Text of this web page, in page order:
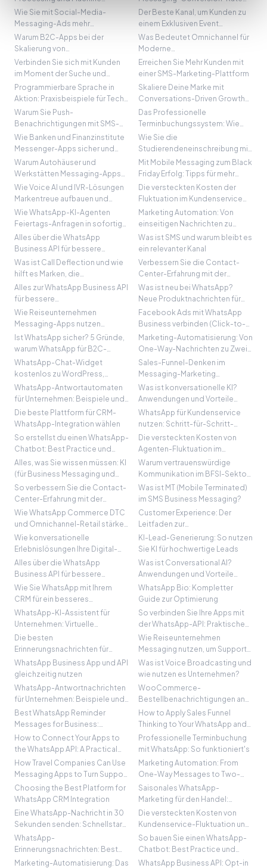
WhatsApp Business Messaging
Learning die
Kundenkommunikation
verbessern
und wie übertrifft man sie
Wie Sie mit Social-Media-
Messaging-Ads mehr
Conversions erzielen
Der Beste Kanal, um Kunden zu
einem Exklusiven Event
Einzuladen
Warum B2C-Apps bei der
Skalierung von
Kundengesprächen Scheitern —
und Wie WhatsApp das Problem
Löst
Was Bedeutet Omnichannel für
Moderne
Unternehmenskommunikation
Verbinden Sie sich mit Kunden
im Moment der Suche und
Entdeckung
Erreichen Sie Mehr Kunden mit
einer SMS-Marketing-Plattform
Programmierbare Sprache in
Aktion: Praxisbeispiele für Tech,
Gesundheitswesen und
Finanzdienstleistungen
Skaliere Deine Marke mit
Conversations-Driven Growth
und KI
Warum Sie Push-
Benachrichtigungen mit SMS-
Fallback brauchen
Das Professionelle
Terminbuchungssystem: Wie
WhatsApp die Terminplanung
Transformiert
Wie Banken und Finanzinstitute
Messenger-Apps sicher und
erfolgreich nutzen können
Wie Sie die
Studierendeneinschreibung mit
wirkungsvollen Online-
Gesprächen steigern
Warum Autohäuser und
Werkstätten Messaging-Apps
für ein Besseres Kundenerlebnis
Nutzen Sollten
Mit Mobile Messaging zum Black
Friday Erfolg: Tipps für mehr
Umsatz
Wie Voice AI und IVR-Lösungen
Markentreue aufbauen und
Customer Engagement
revolutionieren
Die versteckten Kosten der
Fluktuation im Kundenservice
und wie man sie senkt
Wie WhatsApp-KI-Agenten
Feiertags-Anfragen in sofortige
Verkäufe verwandeln
Marketing Automation: Von
einseitigen Nachrichten zu
Zwei-Wege-Konversationen
Alles über die WhatsApp
Business API für bessere
Kundenkommunikation
Was ist SMS und warum bleibt es
ein relevanter Kanal
Was ist Call Deflection und wie
hilft es Marken, die
Kundenerfahrung zu verbessern
Verbessern Sie die Contact-
Center-Erfahrung mit der
WhatsApp Business API
Alles zur WhatsApp Business API
für bessere
Kundenkommunikation
Was ist neu bei WhatsApp?
Neue Produktnachrichten für
mehr Verkäufe
Wie Reiseunternehmen
Messaging-Apps nutzen
können, um Support-Tickets in
Gewinn zu verwandeln
Facebook Ads mit WhatsApp
Business verbinden (Click-to-
WhatsApp)
Ist WhatsApp sicher? 5 Gründe,
warum WhatsApp für B2C-
Kommunikation sicher ist
Marketing-Automatisierung: Von
One-Way-Nachrichten zu Zwei-
Wege-Gesprächen
WhatsApp-Chat-Widget
kostenlos zu WordPress,
Shopify und anderen CMS
hinzufügen
Sales-Funnel-Denken im
Messaging-Marketing
anwenden
WhatsApp-Antwortautomaten
für Unternehmen: Beispiele und
Anleitung
Was ist konversationelle KI?
Anwendungen und Vorteile
verstehen
Die beste Plattform für CRM-
WhatsApp-Integration wählen
WhatsApp für Kundenservice
nutzen: Schritt-für-Schritt-
Anleitung
So erstellst du einen WhatsApp-
Chatbot: Best Practice und
Schritt-für-Schritt
Die versteckten Kosten von
Agenten-Fluktuation im
Kundenservice und wie man sie
reduziert
Alles, was Sie wissen müssen: KI
(für Business Messaging und
Support)
Warum vertrauenswürdige
Kommunikation im BFSI-Sektor
notwendig ist
So verbessern Sie die Contact-
Center-Erfahrung mit der
WhatsApp Business API
Was ist MT (Mobile Terminated)
im SMS Business Messaging?
Wie WhatsApp Commerce DTC
und Omnichannel-Retail stärken
kann
Customer Experience: Der
Leitfaden zur
Kundenzufriedenheit im E-
Commerce (und darüber hinaus)
Wie konversationelle
Erlebnislösungen Ihre Digital-
Marketing-Agentur wachsen
lassen
KI-Lead-Generierung: So nutzen
Sie KI für hochwertige Leads
Alles über die WhatsApp
Business API für bessere
Kundenkommunikation und -
beziehung
Was ist Conversational AI?
Anwendungen und Vorteile
verstehen
Wie Sie WhatsApp mit Ihrem
CRM für ein besseres
Kundenmanagement integrieren
WhatsApp Bio: Kompletter
Guide zur Optimierung
WhatsApp-KI-Assistent für
Unternehmen: Virtuelle
Assistenten auf WhatsApp
nutzen
So verbinden Sie Ihre Apps mit
der WhatsApp-API: Praktische
Anleitung
Die besten
Erinnerungsnachrichten für
Unternehmen schreiben
(WhatsApp und E-Mail)
Wie Reiseunternehmen
Messaging nutzen, um Support
in Profit zu verwandeln
WhatsApp Business App und API
gleichzeitig nutzen
Was ist Voice Broadcasting und
wie nutzen es Unternehmen?
WhatsApp-Antwortnachrichten
für Unternehmen: Beispiele und
Best Practices
WooCommerce-
Bestellbenachrichtigungen an
WhatsApp senden
Best WhatsApp Reminder
Messages for Business:
Examples and Templates
How to Apply Sales Funnel
Thinking to Your WhatsApp and
Messaging Marketing
How to Connect Your Apps to
the WhatsApp API: A Practical
Guide
Professionelle Terminbuchung
mit WhatsApp: So funktioniert's
How Travel Companies Can Use
Messaging Apps to Turn Support
into Profit
Marketing Automation: From
One-Way Messages to Two-
Way WhatsApp Conversations
Choosing the Best Platform for
WhatsApp CRM Integration
Saisonales WhatsApp-
Marketing für den Handel:
Ramadan und
Feiertagskampagnen
Eine WhatsApp-Nachricht in 30
Sekunden senden: Schnellstart
mit der API
Die versteckten Kosten von
Kundenservice-Fluktuation und
wie man sie reduziert
WhatsApp-
Erinnerungsnachrichten: Best
Practices und Templates
So bauen Sie einen WhatsApp-
Chatbot: Best Practice und
Schritt-für-Schritt-Anleitung
Marketing-Automatisierung: Das
WhatsApp Business API: Opt-in